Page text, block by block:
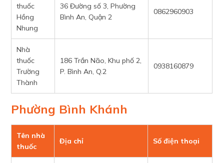
thuốc
Hồng
Nhung
36 Đường số 3, Phường
Bình An, Quận 2
0862960903
Nhà
thuốc
Trường
Thành
186 Trần Não, Khu phố 2,
P. Bình An, Q.2
0938160879
Phường Bình Khánh
Tên nhà
thuốc
Địa chỉ Số điện thoại